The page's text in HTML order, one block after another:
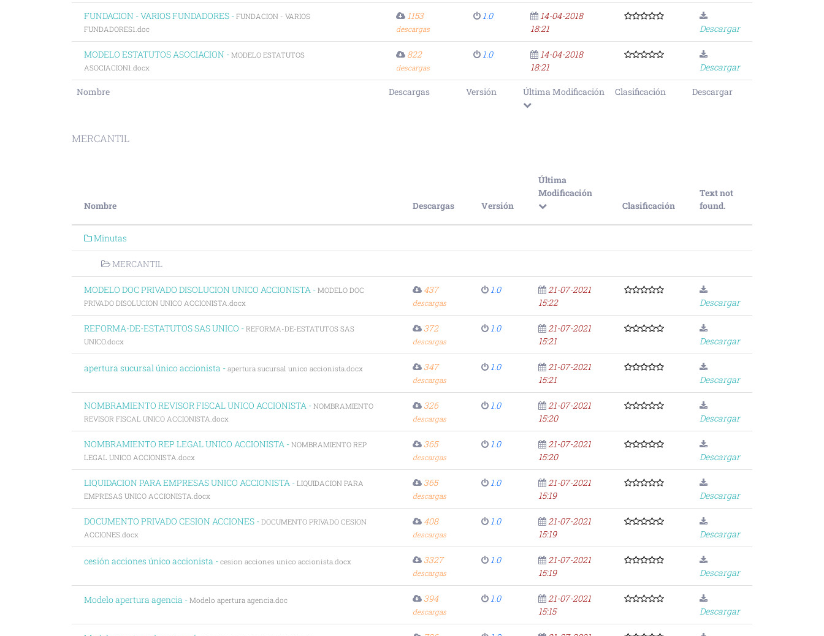
Nombre Descargas Versión Última Modificación Clasificación Descargar
FUNDACION - VARIOS FUNDADORES - FUNDACION - VARIOS
FUNDADORES1.doc
1153
descargas
1.0
14-04-2018
18:21
Descargar
MODELO ESTATUTOS ASOCIACION - MODELO ESTATUTOS
ASOCIACION1.docx
822
descargas
1.0
14-04-2018
18:21
Descargar
MERCANTIL
Nombre Descargas Versión
Última
Modificación
Clasificación
Text not
found.
Minutas
MERCANTIL
MODELO DOC PRIVADO DISOLUCION UNICO ACCIONISTA - MODELO DOC
PRIVADO DISOLUCION UNICO ACCIONISTA.docx
437
descargas
1.0
21-07-2021
15:22
Descargar
REFORMA-DE-ESTATUTOS SAS UNICO - REFORMA-DE-ESTATUTOS SAS
UNICO.docx
372
descargas
1.0
21-07-2021
15:21
Descargar
apertura sucursal único accionista - apertura sucursal unico accionista.docx 347
descargas
1.0
21-07-2021
15:21
Descargar
NOMBRAMIENTO REVISOR FISCAL UNICO ACCIONISTA - NOMBRAMIENTO
REVISOR FISCAL UNICO ACCIONISTA.docx
326
descargas
1.0
21-07-2021
15:20
Descargar
NOMBRAMIENTO REP LEGAL UNICO ACCIONISTA - NOMBRAMIENTO REP
LEGAL UNICO ACCIONISTA.docx
365
descargas
1.0
21-07-2021
15:20
Descargar
LIQUIDACION PARA EMPRESAS UNICO ACCIONISTA - LIQUIDACION PARA
EMPRESAS UNICO ACCIONISTA.docx
365
descargas
1.0
21-07-2021
15:19
Descargar
DOCUMENTO PRIVADO CESION ACCIONES - DOCUMENTO PRIVADO CESION
ACCIONES.docx
408
descargas
1.0
21-07-2021
15:19
Descargar
cesión acciones único accionista - cesion acciones unico accionista.docx 3327
descargas
1.0
21-07-2021
15:19
Descargar
Modelo apertura agencia - Modelo apertura agencia.doc 394
descargas
1.0
21-07-2021
15:15
Descargar